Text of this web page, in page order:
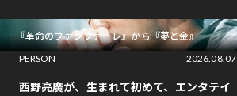
『革命のファンファーレ』から『夢と金』
PERSON
2026.08.07
西野亮廣が、生まれて初めて、エンタテイ